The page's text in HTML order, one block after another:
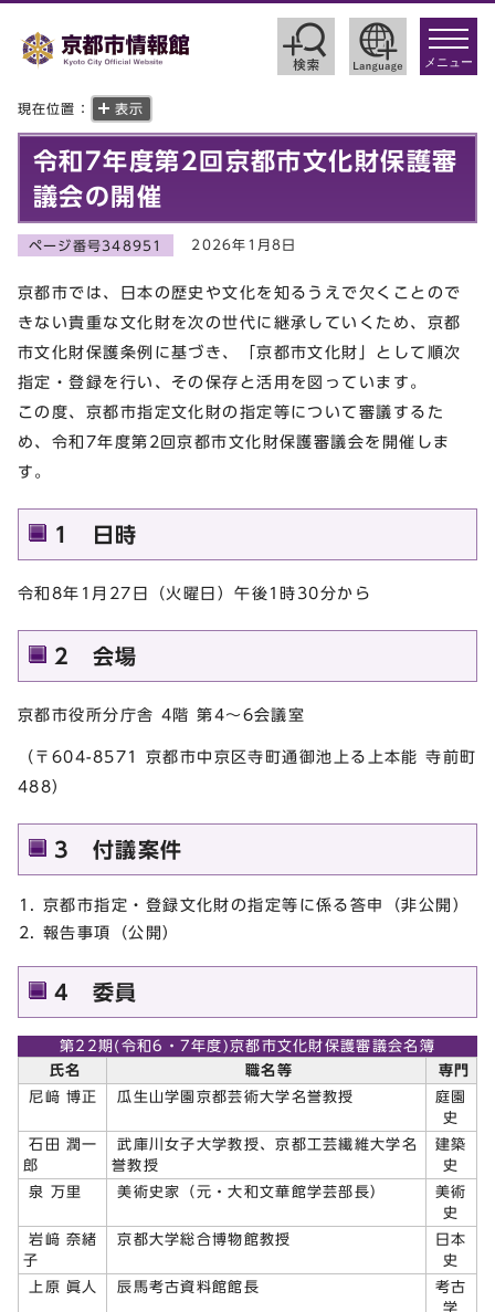
toggle
メニュー
現在位置： 表示
令和7年度第2回京都市文化財保護審
議会の開催
ページ番号348951 2026年1月8日
京都市では、日本の歴史や文化を知るうえで欠くことので
きない貴重な文化財を次の世代に継承していくため、京都
市文化財保護条例に基づき、「京都市文化財」として順次
指定・登録を行い、その保存と活用を図っています。
この度、京都市指定文化財の指定等について審議するた
め、令和7年度第2回京都市文化財保護審議会を開催しま
す。
1 日時
令和8年1月27日（火曜日）午後1時30分から
2 会場
京都市役所分庁舎 4階 第4～6会議室
（〒604-8571 京都市中京区寺町通御池上る上本能 寺前町
488）
3 付議案件
京都市指定・登録文化財の指定等に係る答申（非公開）
報告事項（公開）
4 委員
第22期(令和6・7年度)京都市文化財保護審議会名簿
氏名
職名等
専門
尼﨑 博正
瓜生山学園京都芸術大学名誉教授
庭園
史
石田 潤一
郎
武庫川女子大学教授、京都工芸繊維大学名
誉教授
建築
史
泉 万里
美術史家（元・大和文華館学芸部長）
美術
史
岩﨑 奈緒
子
京都大学総合博物館教授
日本
史
上原 眞人
辰馬考古資料館館長
考古
学